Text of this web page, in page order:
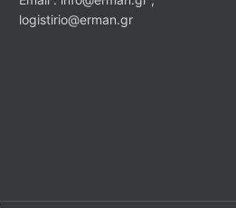
logistirio@erman.gr